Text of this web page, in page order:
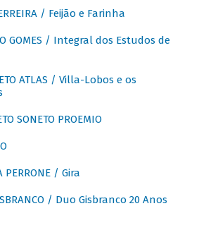
/ Feijão e Farinha
GOMES / Integral dos Estudos de
ATLAS / Villa-Lobos e os
SONETO PROEMIO
PERRONE / Gira
/ Duo Gisbranco 20 Anos